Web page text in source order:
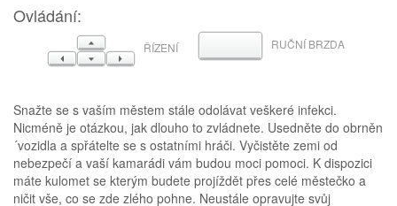
Ovládání:
NAHORU
VLEVODOLŮVPRAVO
ŘÍZENÍ MEZERNÍKRUČNÍ BRZDA
Snažte se s vaším městem stále odolávat veškeré infekci.
Nicméně je otázkou, jak dlouho to zvládnete. Usedněte do obrněn
´vozidla a spřátelte se s ostatními hráči. Vyčistěte zemi od
nebezpečí a vaší kamarádi vám budou moci pomoci. K dispozici
máte kulomet se kterým budete projíždět přes celé městečko a
ničit vše, co se zde zlého pohne. Neustále opravujte svůj